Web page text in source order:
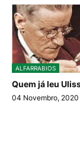
ALFARRABIOS
Quem já leu
04 Novembro, 2020